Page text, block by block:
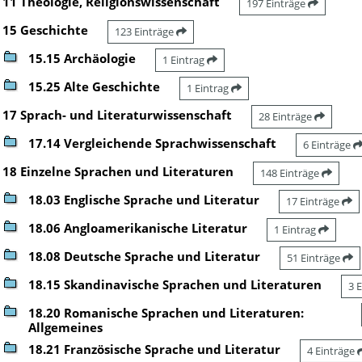
197 Einträge
15 Geschichte 123 Einträge
15.15 Archäologie 1 Eintrag
15.25 Alte Geschichte 1 Eintrag
17 Sprach- und Literaturwissenschaft 28 Einträge
17.14 Vergleichende Sprachwissenschaft 6 Einträge
18 Einzelne Sprachen und Literaturen 148 Einträge
18.03 Englische Sprache und Literatur 17 Einträge
18.06 Angloamerikanische Literatur 1 Eintrag
18.08 Deutsche Sprache und Literatur 51 Einträge
18.15 Skandinavische Sprachen und Literaturen 3
18.20 Romanische Sprachen und Literaturen:
Allgemeines
18.21 Französische Sprache und Literatur 4 Einträge